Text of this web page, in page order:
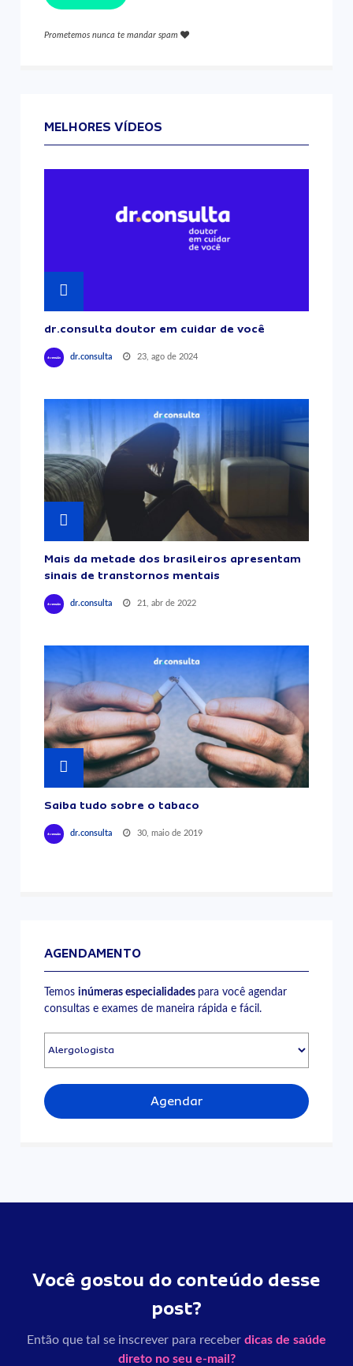
Prometemos nunca te mandar spam
MELHORES VÍDEOS
dr.consulta doutor em cuidar de você
dr.consulta 23, ago de 2024
Mais da metade dos brasileiros apresentam
sinais de transtornos mentais
dr.consulta 21, abr de 2022
Saiba tudo sobre o tabaco
dr.consulta 30, maio de 2019
AGENDAMENTO
Temosinúmeras especialidades para você agendar
consultas e exames de maneira rápida e fácil.
Agendar
Você gostou do conteúdo desse
post?
Então que tal se inscrever para receber dicas de saúde
direto no seu e-mail?